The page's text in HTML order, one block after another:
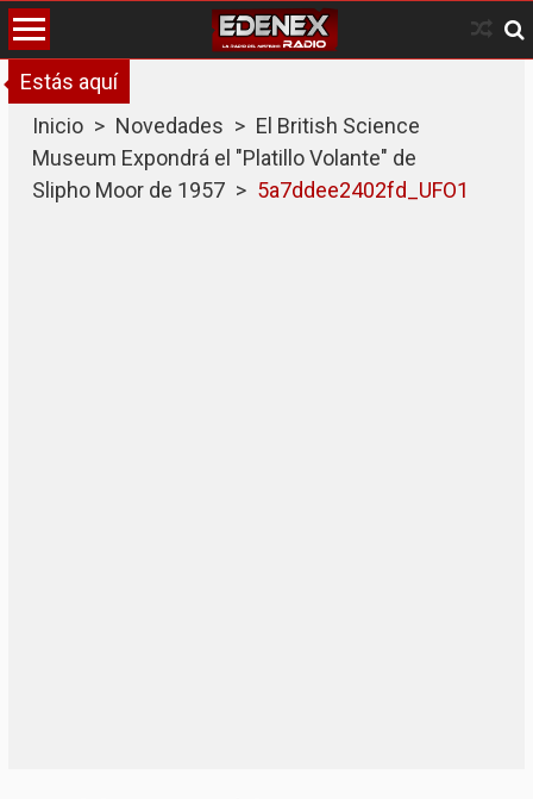
Skip
to
content
Estás aquí
Inicio > Novedades > El British Science
Museum Expondrá el "Platillo Volante" de
Slipho Moor de 1957 > 5a7ddee2402fd_UFO1